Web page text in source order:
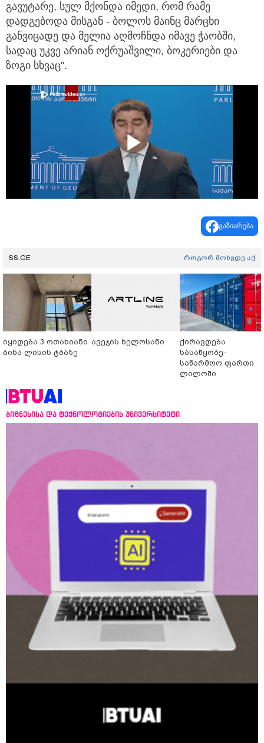
გავუტარე, სულ მქონდა იმედი, რომ რამე
დადგებოდა მისგან - ბოლოს მაინც მარცხი
განვიცადე და მელია აღმოჩნდა იმავე ჭაობში,
სადაც უკვე არიან ოქრუაშვილი, ბოკერიები და
ზოგი სხვაც".
Play
Video
გაზიარება
SS.GE როგორ მოხვდე აქ
იყიდება 3 ოთახიანი
ბინა ლისის ტბაზე
ავეჯის ხელოსანი
ქირავდება
სასაწყობე-
საწარმოო ფართი
ლილოში
ბიზნესისა და ტექნოლოგიების უნივერსიტეტი